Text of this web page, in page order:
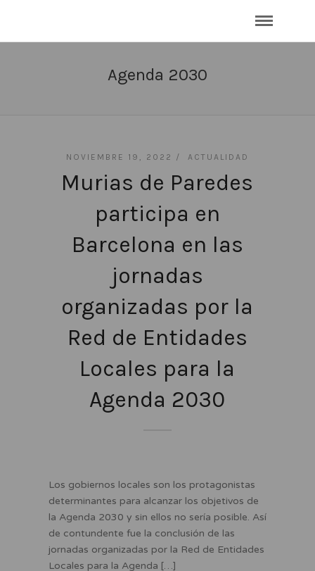
Agenda 2030
NOVIEMBRE 19, 2022 / ACTUALIDAD
Murias de Paredes
participa en
Barcelona en las
jornadas
organizadas por la
Red de Entidades
Locales para la
Agenda 2030
Los gobiernos locales son los protagonistas
determinantes para alcanzar los objetivos de
la Agenda 2030 y sin ellos no sería posible. Así
de contundente fue la conclusión de las
jornadas organizadas por la Red de Entidades
Locales para la Agenda […]